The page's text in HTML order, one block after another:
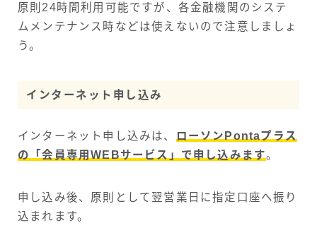
原則24時間利用可能ですが、各金融機関のシステ
ムメンテナンス時などは使えないので注意しましょ
う。
インターネット申し込み
インターネット申し込みは、
ローソンPontaプラス
の「会員専用WEBサービス」で申し込みます。
申し込み後、原則として翌営業日に指定口座へ振り
込まれます。